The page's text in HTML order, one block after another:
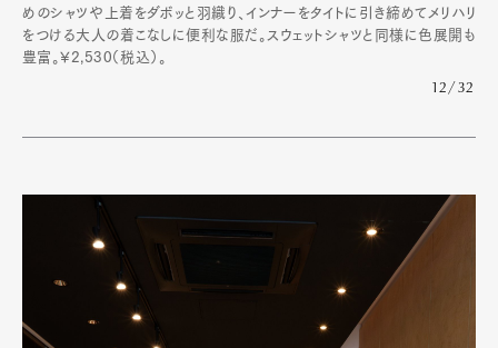
めのシャツや上着をダボッと羽織り、インナーをタイトに引き締めてメリハリ
をつける大人の着こなしに便利な服だ。スウェットシャツと同様に色展開も
豊富。¥2,530（税込）。
12/32